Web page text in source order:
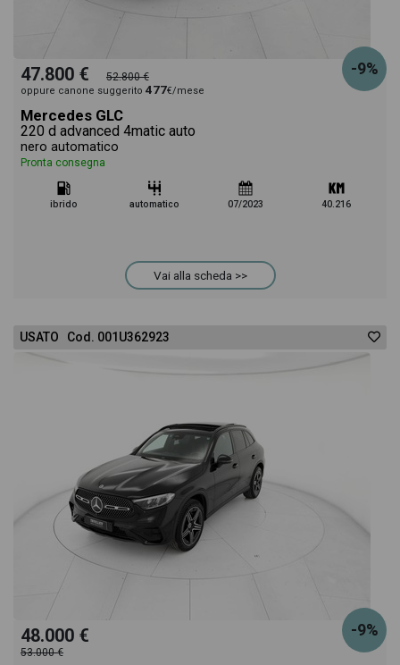
-9%
47.800 € 52.800 €
oppure canone suggerito 477€/mese
Mercedes GLC
220 d advanced 4matic auto
nero automatico
Pronta consegna
ibrido automatico 07/2023 40.216
Vai alla scheda >>
USATO Cod. 001U362923
-9%
48.000 €
53.000 €